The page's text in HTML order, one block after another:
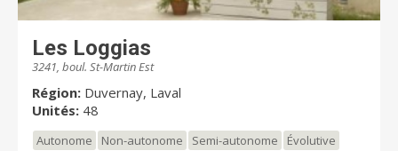
Les Loggias
3241, boul. St-Martin Est
Région: Duvernay, Laval
Unités: 48
Autonome Non-autonome Semi-autonome
Évolutive